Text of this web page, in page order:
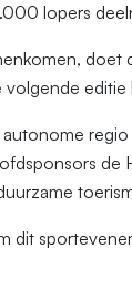
lopers
de
dit